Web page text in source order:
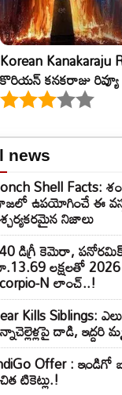
Korean Kanakaraju
కొరియన్ కనకరాజు రివ్యూ
news
Shell Facts:
ఉపయోగించే ఈ
నిజాలు
డిగ్రీ కెమెరా,
లక్షలతో
N లాంచ్..!
Kills Siblings:
దాడి, ఇద్దరి
Offer : ఇండిగో
టికెట్లు.!